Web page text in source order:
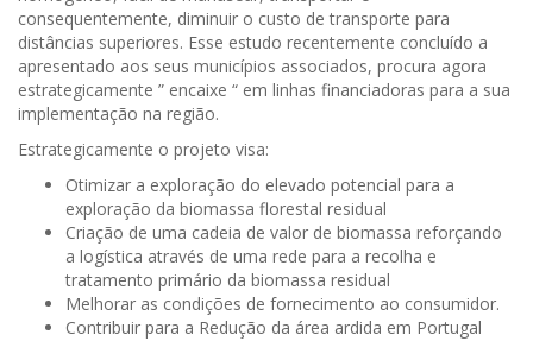
consequentemente, diminuir o custo de transporte para
distâncias superiores. Esse estudo recentemente concluído a
apresentado aos seus municípios associados, procura agora
estrategicamente ” encaixe “ em linhas financiadoras para a sua
implementação na região.
Estrategicamente o projeto visa:
Otimizar a exploração do elevado potencial para a
exploração da biomassa florestal residual
Criação de uma cadeia de valor de biomassa reforçando
a logística através de uma rede para a recolha e
tratamento primário da biomassa residual
Melhorar as condições de fornecimento ao consumidor.
Contribuir para a Redução da área ardida em Portugal